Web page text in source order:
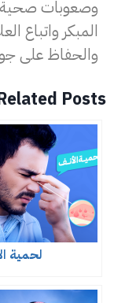
وصعوبات
المبكر واتباع
والحفاظ على
Posts:
لحمية